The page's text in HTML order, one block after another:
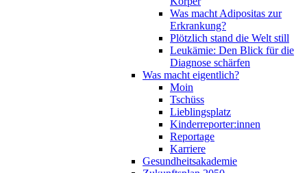
Was macht Adipositas zur
Erkrankung?
Plötzlich stand die Welt still
Leukämie: Den Blick für die
Diagnose schärfen
Was macht eigentlich?
Moin
Tschüss
Lieblingsplatz
Kinderreporter:innen
Reportage
Karriere
Gesundheitsakademie